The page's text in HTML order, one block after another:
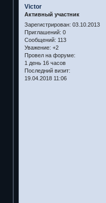
Victor
Активный участник
Зарегистрирован: 03.10.2013
Приглашений: 0
Сообщений: 113
Уважение: +2
Провел на форуме:
1 день 16 часов
Последний визит:
19.04.2018 11:06